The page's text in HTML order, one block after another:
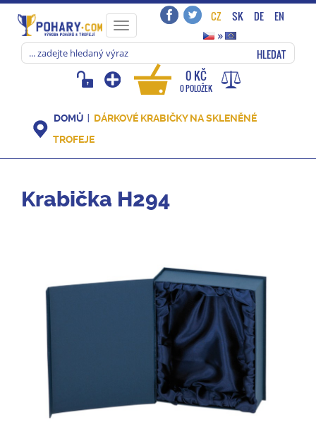
Toggle
navigation
CZ SK DE
EN
»
HLEDAT
0 KČ
0 POLOŽEK
DOMŮ
DÁRKOVÉ KRABIČKY NA SKLENĚNÉ
TROFEJE
Krabička H294